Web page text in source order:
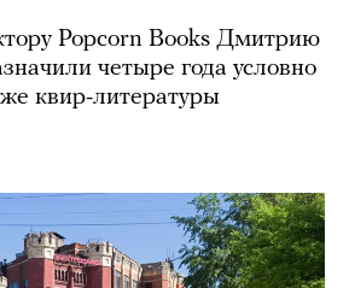
Popcorn Books Дмитрию
четыре года условно
квир-литературы